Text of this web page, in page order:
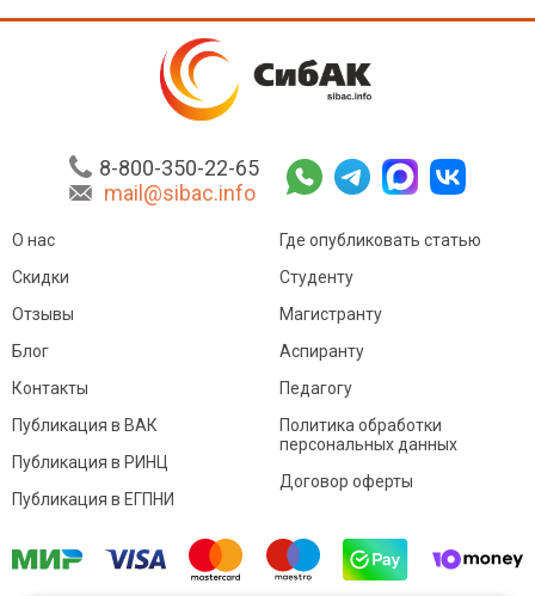
8-800-350-22-65
mail@sibac.info
О нас
Скидки
Отзывы
Блог
Контакты
Где опубликовать статью
Студенту
Магистранту
Аспиранту
Педагогу
Публикация в ВАК
Публикация в РИНЦ
Публикация в ЕГПНИ
Политика обработки
персональных данных
Договор оферты